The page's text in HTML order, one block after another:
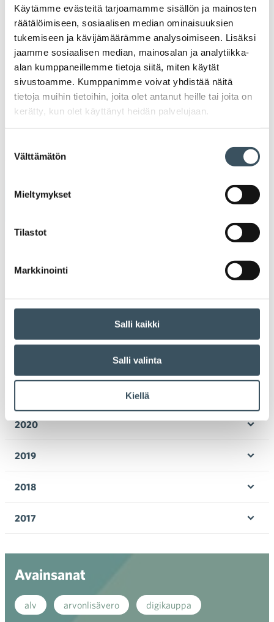
Käytämme evästeitä tarjoamamme sisällön ja mainosten
räätälöimiseen, sosiaalisen median ominaisuuksien
tukemiseen ja kävijämäärämme analysoimiseen. Lisäksi
jaamme sosiaalisen median, mainosalan ja analytiikka-
alan kumppaneillemme tietoja siitä, miten käytät
sivustoamme. Kumppanimme voivat yhdistää näitä
tietoja muihin tietoihin, joita olet antanut heille tai joita on
kerätty, kun olet käyttänyt heidän palvelujaan.
valinta
Välttämätön
Mieltymykset
Tilastot
Markkinointi
Salli kaikki
Salli valinta
Kiellä
Ajankohtaista Kaupan liitossa
Julkaisut
Medialle
Arkistot
2026
2025
2024
2020
2019
2018
2017
Avainsanat
alv arvonlisävero digikauppa